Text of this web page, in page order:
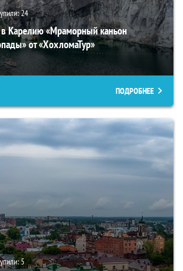
24
в Карелию «Мраморный каньон
от «ХохломаТур»
ПОДРОБНЕЕ
5